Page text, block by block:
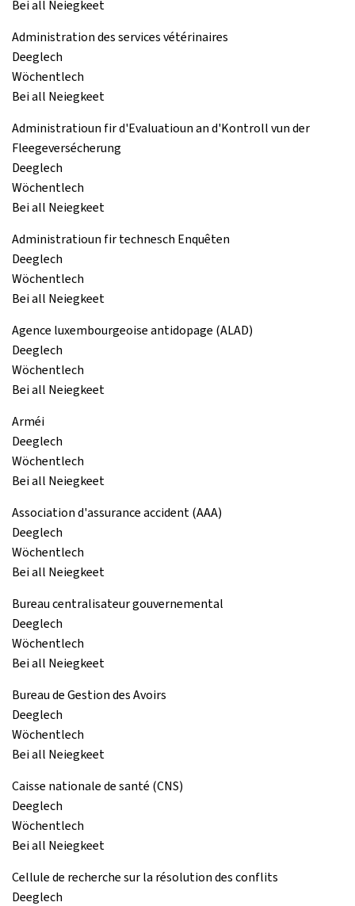
Bei all Neiegkeet
Administration des services vétérinaires
Deeglech
Wöchentlech
Bei all Neiegkeet
Administratioun fir d'Evaluatioun an d'Kontroll vun der
Fleegeversécherung
Deeglech
Wöchentlech
Bei all Neiegkeet
Administratioun fir technesch Enquêten
Deeglech
Wöchentlech
Bei all Neiegkeet
Agence luxembourgeoise antidopage (ALAD)
Deeglech
Wöchentlech
Bei all Neiegkeet
Arméi
Deeglech
Wöchentlech
Bei all Neiegkeet
Association d'assurance accident (AAA)
Deeglech
Wöchentlech
Bei all Neiegkeet
Bureau centralisateur gouvernemental
Deeglech
Wöchentlech
Bei all Neiegkeet
Bureau de Gestion des Avoirs
Deeglech
Wöchentlech
Bei all Neiegkeet
Caisse nationale de santé (CNS)
Deeglech
Wöchentlech
Bei all Neiegkeet
Cellule de recherche sur la résolution des conflits
Deeglech